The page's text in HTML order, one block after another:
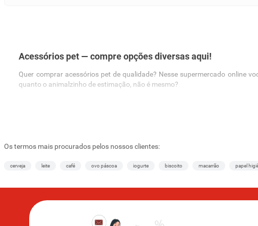
Acessórios pet — compre opções diversas aqui!
Quer comprar acessórios pet de qualidade? Nesse supermercado online
quanto o animalzinho de estimação, não é mesmo?
Ascaminhas petdeixam o animal muito mais confortável, tranquilo e
Coleiras para pet
Está procurando por uma coleira para o seu pet? Aqui você encontra
Os termos mais procurados pelos nossos clientes:
cerveja leite café ovo páscoa iogurte biscoito macarrão papel